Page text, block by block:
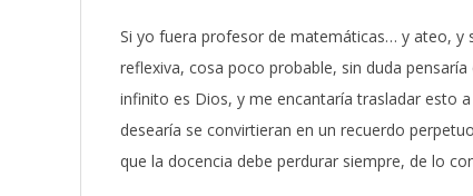
Si yo fuera profesor de matemáticas… y ateo, y
reflexiva, cosa poco probable, sin duda
infinito es Dios, y me encantaría trasladar esto
desearía se convirtieran en un recuerdo
que la docencia debe perdurar siempre, de lo